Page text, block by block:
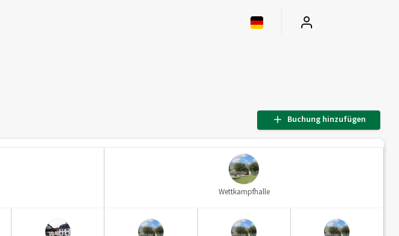
Buchung hinzufügen
Wettkampfhalle